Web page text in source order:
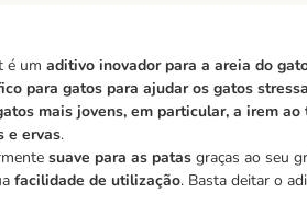
é um aditivo inovador para a areia do
para gatos para ajudar os gatos
mais jovens, em particular, a irem
e ervas.
suave para as patas graças ao seu
facilidade de utilização. Basta deitar o